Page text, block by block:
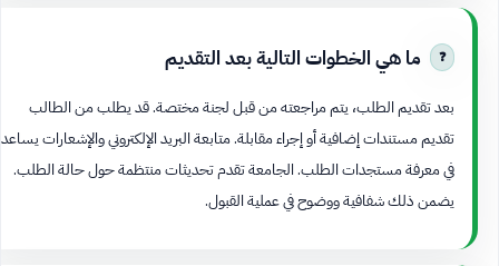
ما هي الخطوات التالية بعد التقديم
بعد تقديم الطلب، يتم مراجعته من قبل لجنة مختصة. قد يطلب من الطالب
تقديم مستندات إضافية أو إجراء مقابلة. متابعة البريد الإلكتروني والإشعارات يساعد
في معرفة مستجدات الطلب. الجامعة تقدم تحديثات منتظمة حول حالة الطلب.
يضمن ذلك شفافية ووضوح في عملية القبول.